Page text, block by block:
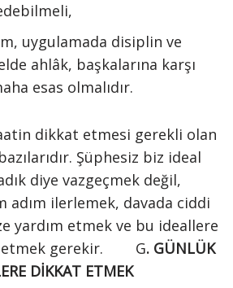
uygulamada disiplin ve
ahlâk, başkalarına karşı
esas olmalıdır.
dikkat etmesi gerekli olan
Şüphesiz biz ideal
diye vazgeçmek değil,
adım ilerlemek, davada ciddi
yardım etmek ve bu ideallere
etmek gerekir. G. GÜNLÜK
DİKKAT ETMEK